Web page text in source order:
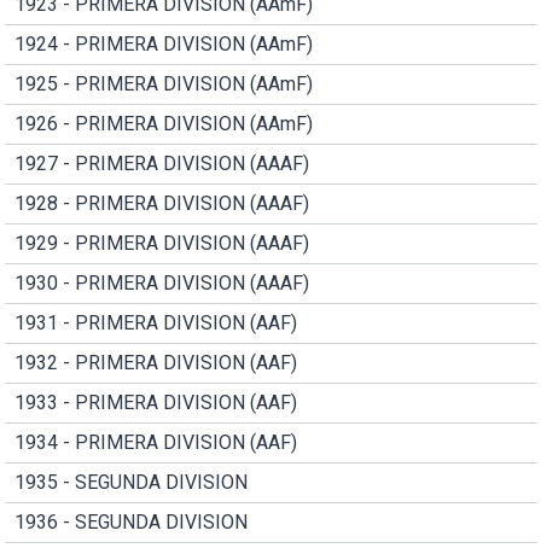
1924 - PRIMERA DIVISION (AAmF)
1925 - PRIMERA DIVISION (AAmF)
1926 - PRIMERA DIVISION (AAmF)
1927 - PRIMERA DIVISION (AAAF)
1928 - PRIMERA DIVISION (AAAF)
1929 - PRIMERA DIVISION (AAAF)
1930 - PRIMERA DIVISION (AAAF)
1931 - PRIMERA DIVISION (AAF)
1932 - PRIMERA DIVISION (AAF)
1933 - PRIMERA DIVISION (AAF)
1934 - PRIMERA DIVISION (AAF)
1935 - SEGUNDA DIVISION
1936 - SEGUNDA DIVISION